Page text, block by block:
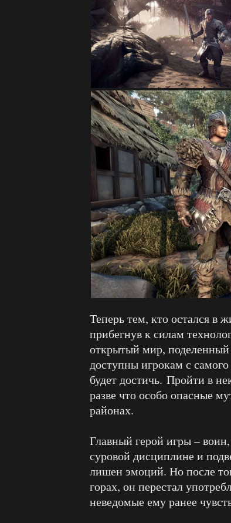
Теперь тем, кто остался в
прибегнув к силам
открытый мир,
доступны игрокам с
будет достичь. Пройти в
разве что особо опасные
районах.
Главный герой игры – воин,
суровой дисциплине и
лишен эмоций. Но после
горах, он перестал
неведомые ему ранее